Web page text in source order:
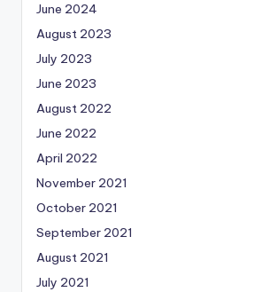
June 2024
August 2023
July 2023
June 2023
August 2022
June 2022
April 2022
November 2021
October 2021
September 2021
August 2021
July 2021